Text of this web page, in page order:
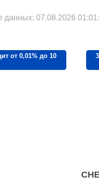
данных: 07.08.2026
от 0,01% до 10